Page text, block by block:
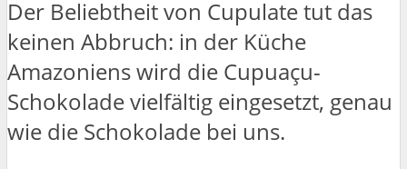
Der Beliebtheit von Cupulate tut das
keinen Abbruch: in der Küche
Amazoniens wird die Cupuaçu-
Schokolade vielfältig eingesetzt, genau
wie die Schokolade bei uns.